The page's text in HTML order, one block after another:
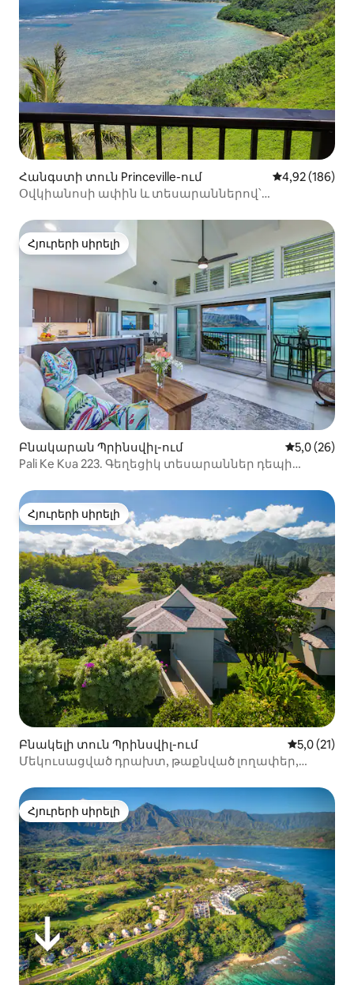
Հանգստի տուն Princeville-ում Միջին
4,92 (186)
Օվկիանոսի ափին և տեսարաններով՝
Հյուրերի սիրելի
Հյուրերի սիրելի
Բնակարան Պրինսվիլ-ում Միջին
5,0 (26)
Pali Ke Kua 223. Գեղեցիկ տեսարաններ դեպի
Հյուրերի սիրելի
Հյուրերի սիրելի
Բնակելի տուն Պրինսվիլ-ում Միջին
5,0 (21)
Մեկուսացված դրախտ, թաքնված լողափեր,
Հյուրերի սիրելի
Հյուրերի սիրելի